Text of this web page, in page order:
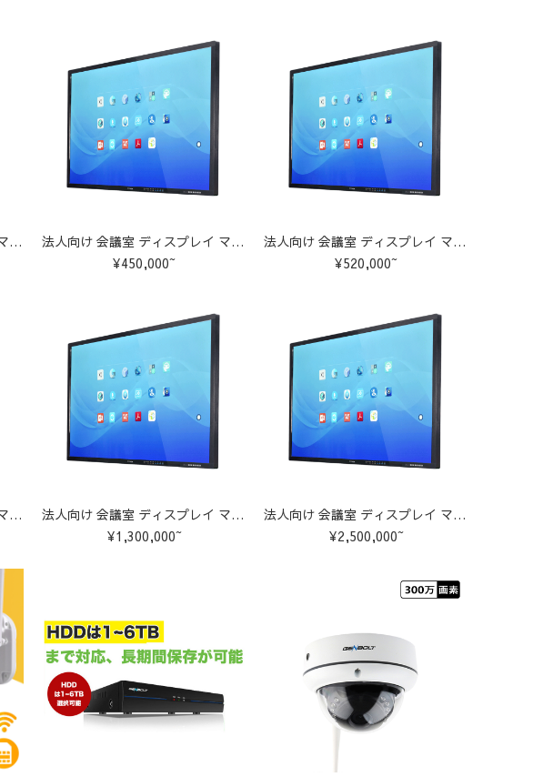
法人向け 会議室 ディスプレイ マルチタッチ 大型テレビ
法人向け 会議室 ディスプレイ マルチタッチ 大型テレビ【55インチ】
¥450,000~
法人向け 会議室 ディスプレイ マルチタッチ 大型テレビ【65インチ】
¥520,000~
法人向け 会議室 ディスプレイ マルチタッチ 大型テレビ【85インチ】
法人向け 会議室 ディスプレイ マルチタッチ 大型テレビ【98インチ】
¥1,300,000~
法人向け 会議室 ディスプレイ マルチタッチ 大型テレビ【110インチ】
¥2,500,000~